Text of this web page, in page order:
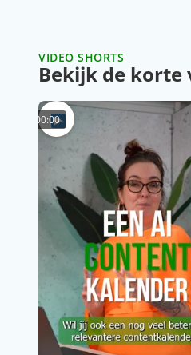
VIDEO SHORTS
Bekijk de korte
00:00